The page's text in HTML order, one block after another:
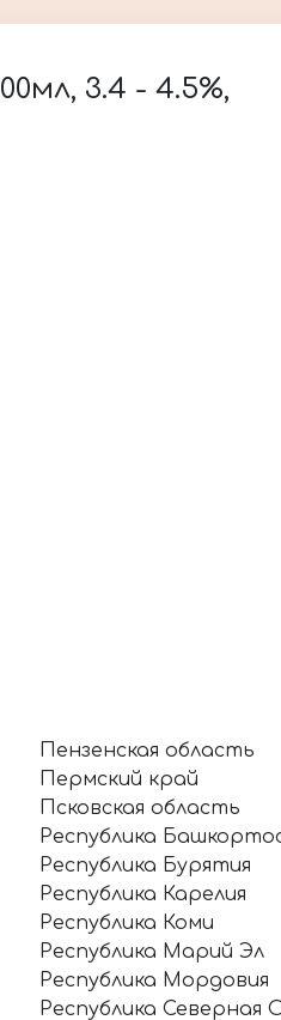
3.4 - 4.5%,
Пензенская область
Пермский край
Псковская область
Республика
Республика Бурятия
Республика Карелия
Республика Коми
Республика Марий Эл
Республика Мордовия
Республика Северная